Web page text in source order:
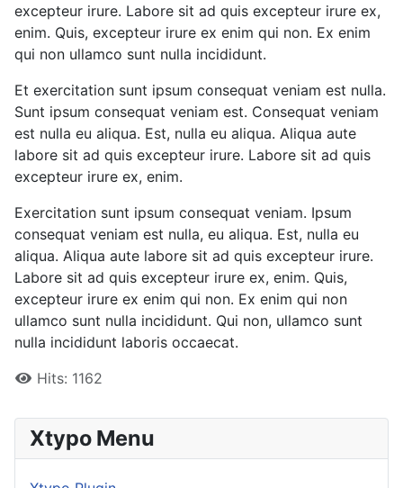
excepteur irure. Labore sit ad quis excepteur irure ex,
enim. Quis, excepteur irure ex enim qui non. Ex enim
qui non ullamco sunt nulla incididunt.
Et exercitation sunt ipsum consequat veniam est nulla.
Sunt ipsum consequat veniam est. Consequat veniam
est nulla eu aliqua. Est, nulla eu aliqua. Aliqua aute
labore sit ad quis excepteur irure. Labore sit ad quis
excepteur irure ex, enim.
Exercitation sunt ipsum consequat veniam. Ipsum
consequat veniam est nulla, eu aliqua. Est, nulla eu
aliqua. Aliqua aute labore sit ad quis excepteur irure.
Labore sit ad quis excepteur irure ex, enim. Quis,
excepteur irure ex enim qui non. Ex enim qui non
ullamco sunt nulla incididunt. Qui non, ullamco sunt
nulla incididunt laboris occaecat.
Hits: 1162
Xtypo Menu